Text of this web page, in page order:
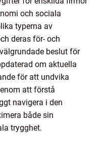
och sociala
typerna av
deras för- och
beslut för
om aktuella
för att undvika
att förstå
navigera i den
både sin
trygghet.